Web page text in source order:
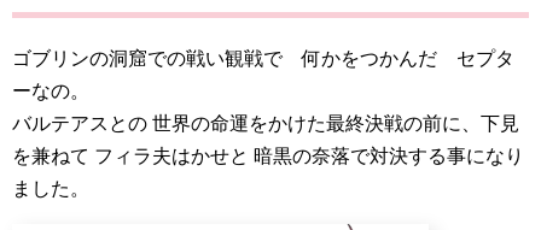
ゴブリンの洞窟での戦い観戦で 何かをつかんだ セプタ
ーなの。
バルテアスとの 世界の命運をかけた最終決戦の前に、下見
を兼ねて フィラ夫はかせと 暗黒の奈落で対決する事になり
ました。